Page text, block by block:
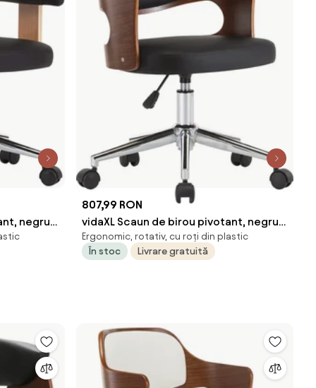
negru,
807,99 RON
vidaXL Scaun de birou pivotant, negru,
lemn curbat și piele ecologică
Ergonomic, rotativ, cu roți din plastic
În stoc
Livrare gratuită